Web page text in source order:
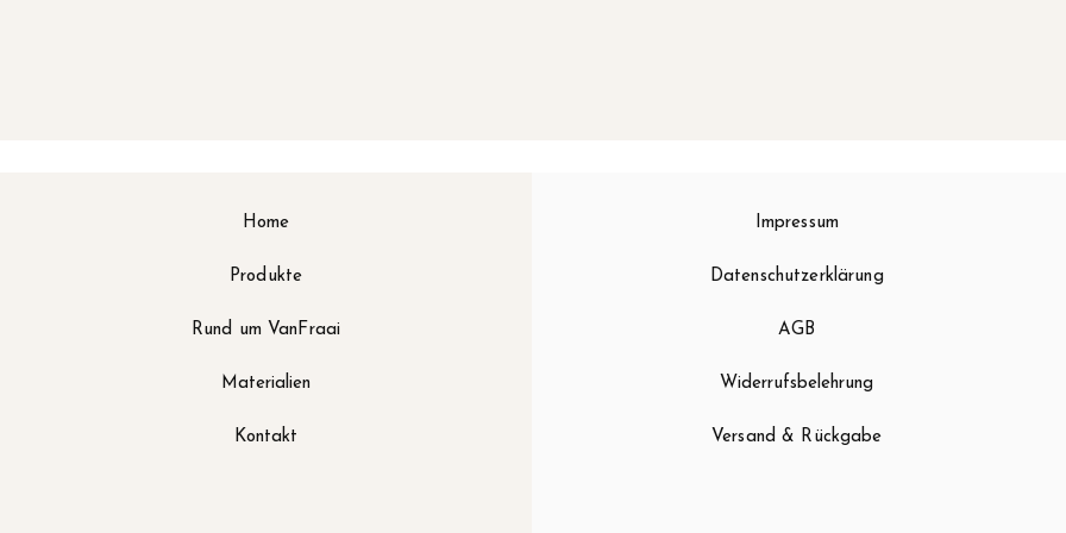
Home
Produkte
Rund um VanFraai
Materialien
Kontakt
Impressum
Datenschutzerklärung
AGB
Widerrufsbelehrung
Versand & Rückgabe